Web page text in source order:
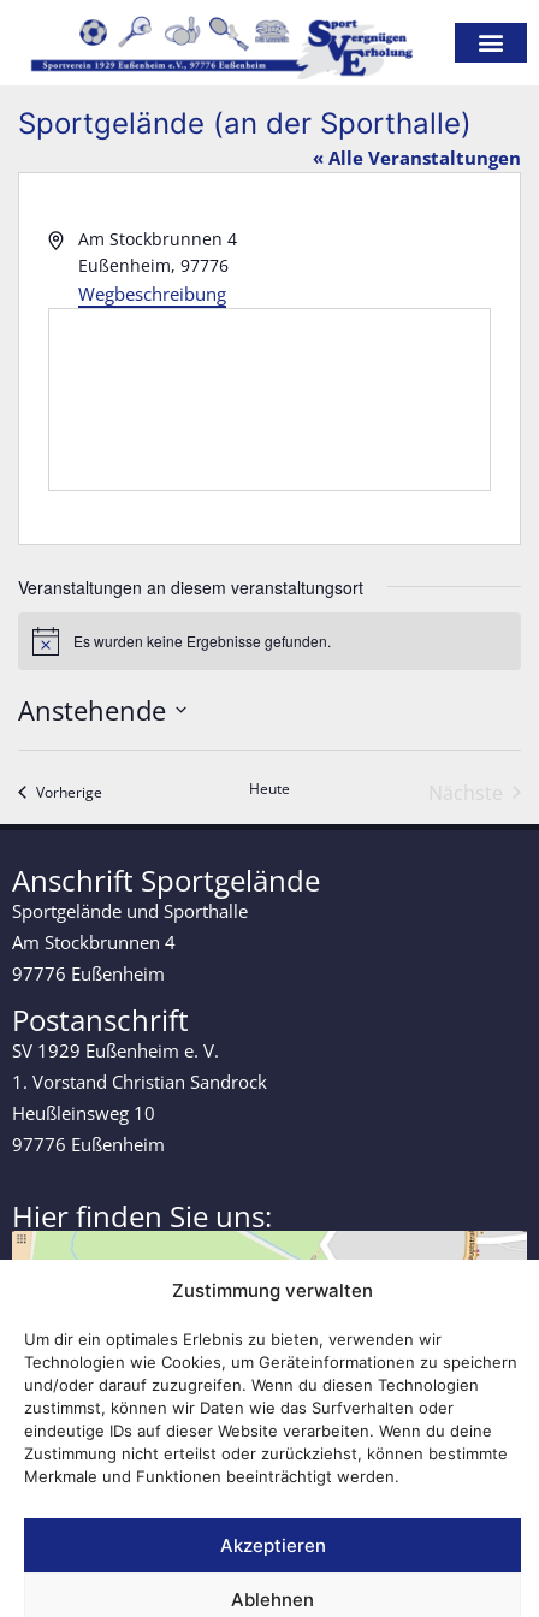
Zustimmung verwalten
Um dir ein optimales Erlebnis zu bieten, verwenden wir
Technologien wie Cookies, um Geräteinformationen zu speichern
und/oder darauf zuzugreifen. Wenn du diesen Technologien
zustimmst, können wir Daten wie das Surfverhalten oder
eindeutige IDs auf dieser Website verarbeiten. Wenn du deine
Zustimmung nicht erteilst oder zurückziehst, können bestimmte
Merkmale und Funktionen beeinträchtigt werden.
Akzeptieren
Ablehnen
Sportgelände (an der Sporthalle)
« Alle Veranstaltungen
A
e
Am Stockbrunnen 4
Eußenheim, 97776
Wegbeschreibung
Veranstaltungen an diesem veranstaltungsort
H
w
e
Es wurden keine Ergebnisse gefunden.
Anstehende
a
u
w
l
e
n
.
Vorherige Heute Nächste
Anschrift Sportgelände
Sportgelände und Sporthalle
Am Stockbrunnen 4
97776 Eußenheim
Postanschrift
SV 1929 Eußenheim e. V.
1. Vorstand Christian Sandrock
Heußleinsweg 10
97776 Eußenheim
Hier finden Sie uns: